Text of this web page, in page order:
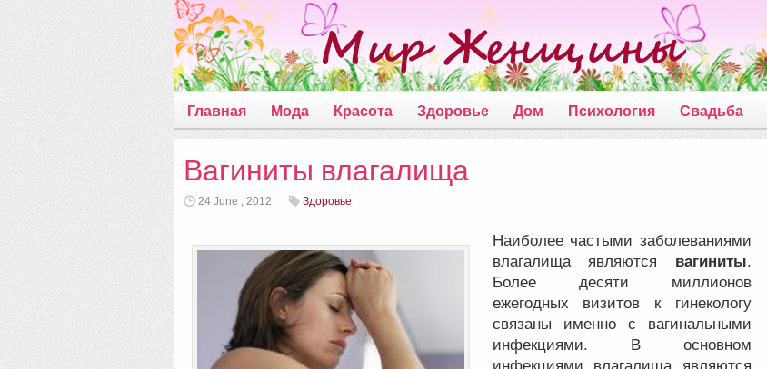
Главная Мода Красота Здоровье Дом Психология Свадьба
Вагиниты влагалища
24 June , 2012 Здоровье
Наиболее частыми заболеваниями
влагалища являются вагиниты.
Более десяти миллионов
ежегодных визитов к гинекологу
связаны именно с вагинальными
инфекциями. В основном
инфекциями влагалища являются